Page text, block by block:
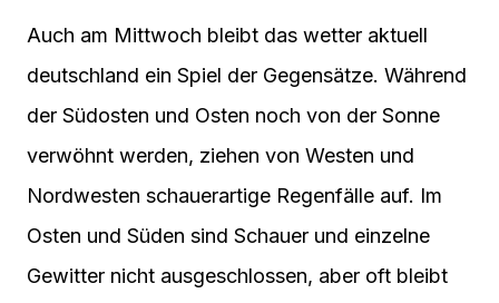
Auch am Mittwoch bleibt das wetter aktuell
deutschland ein Spiel der Gegensätze. Während
der Südosten und Osten noch von der Sonne
verwöhnt werden, ziehen von Westen und
Nordwesten schauerartige Regenfälle auf. Im
Osten und Süden sind Schauer und einzelne
Gewitter nicht ausgeschlossen, aber oft bleibt